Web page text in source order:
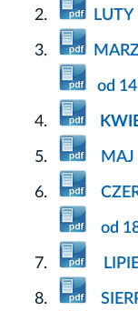
LUTY
od
MAJ
od